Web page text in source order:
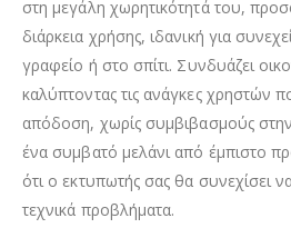
στη μεγάλη χωρητικότητά του,
διάρκεια χρήσης, ιδανική για
γραφείο ή στο σπίτι. Συνδυάζει
καλύπτοντας τις ανάγκες χρηστών
απόδοση, χωρίς συμβιβασμούς
ένα συμβατό μελάνι από έμπιστο
ότι ο εκτυπωτής σας θα συνεχίσει
τεχνικά προβλήματα.